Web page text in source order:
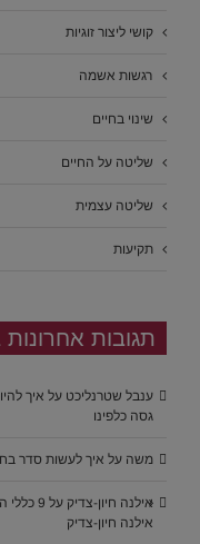
קושי ליצור זוגיות
רגשות אשמה
שינוי בחיים
שליטה על החיים
שליטה עצמית
תקיעות
תגובות אחרונות
ענבל שטרנליכט על איך
גסה כלפינו
משה על איך לעשות סדר
אילנה חיון-צדיק על
9
אילנה חיון-צדיק